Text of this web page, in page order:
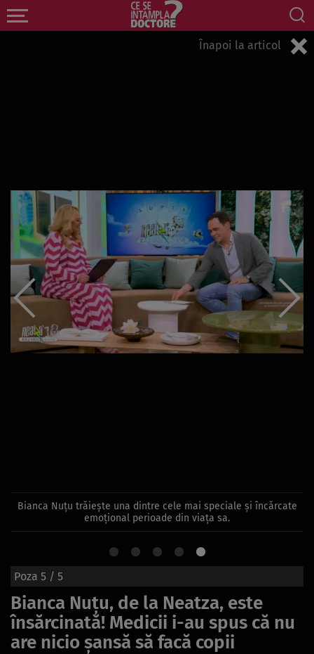
Înapoi la articol
Bianca Nuțu trăiește una dintre cele mai speciale și încărcate
emoțional perioade din viața sa.
Poza 5 / 5
Bianca Nuțu, de la Neatza, este
însărcinată! Medicii i-au spus că nu
are nicio șansă să facă copii